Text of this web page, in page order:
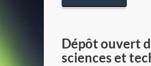
Dépôt ouvert
sciences et